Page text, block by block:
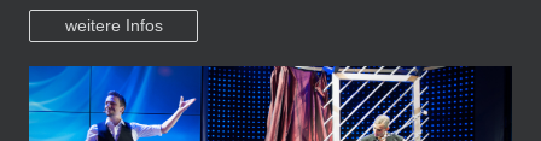
weitere Infos